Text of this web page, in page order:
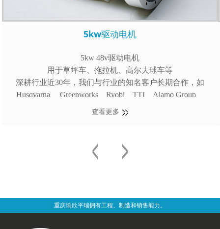
5kw驱动电机
5kw 48v驱动电机
用于草坪车、拖拉机、高尔夫球车等
深耕行业近30年，我们与行业的知名客户长期合作，如
Husqvarna 、Greenworks、Ryobi、TTI、Alamo Group、
Briggs&Stratton和Generac
查看更多
重庆瑜欣平瑞拥有工程、制造和销售能力。